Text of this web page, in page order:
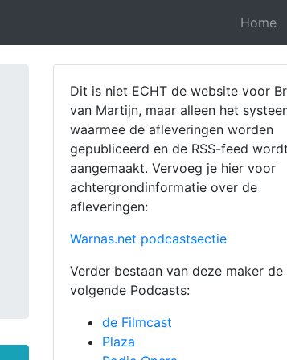
Home
Dit is niet ECHT de website voor
van Martijn, maar alleen het
waarmee de afleveringen worden
gepubliceerd en de RSS-feed wordt
aangemaakt. Vervoeg je hier voor
achtergrondinformatie over de
afleveringen:
Warnas.net podcastsectie
Verder bestaan van deze maker de
volgende Podcasts:
de Filmcast
Plaza